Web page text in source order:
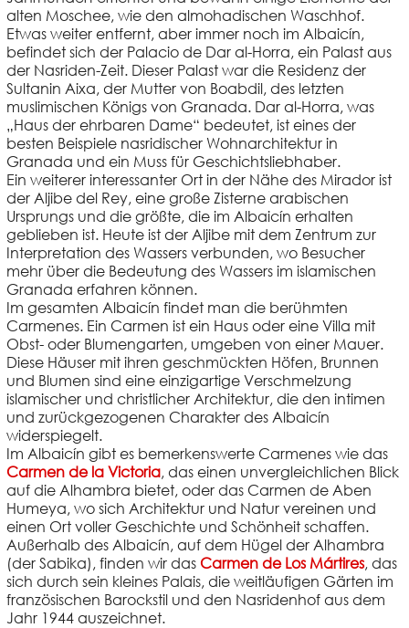
alten Moschee, wie den almohadischen Waschhof.
Etwas weiter entfernt, aber immer noch im Albaicín,
befindet sich der Palacio de Dar al-Horra, ein Palast aus
der Nasriden-Zeit. Dieser Palast war die Residenz der
Sultanin Aixa, der Mutter von Boabdil, des letzten
muslimischen Königs von Granada. Dar al-Horra, was
„Haus der ehrbaren Dame“ bedeutet, ist eines der
besten Beispiele nasridischer Wohnarchitektur in
Granada und ein Muss für Geschichtsliebhaber.
Ein weiterer interessanter Ort in der Nähe des Mirador ist
der Aljibe del Rey, eine große Zisterne arabischen
Ursprungs und die größte, die im Albaicín erhalten
geblieben ist. Heute ist der Aljibe mit dem Zentrum zur
Interpretation des Wassers verbunden, wo Besucher
mehr über die Bedeutung des Wassers im islamischen
Granada erfahren können.
Im gesamten Albaicín findet man die berühmten
Carmenes. Ein Carmen ist ein Haus oder eine Villa mit
Obst- oder Blumengarten, umgeben von einer Mauer.
Diese Häuser mit ihren geschmückten Höfen, Brunnen
und Blumen sind eine einzigartige Verschmelzung
islamischer und christlicher Architektur, die den intimen
und zurückgezogenen Charakter des Albaicín
widerspiegelt.
Im Albaicín gibt es bemerkenswerte Carmenes wie das
Carmen de la Victoria, das einen unvergleichlichen Blick
auf die Alhambra bietet, oder das Carmen de Aben
Humeya, wo sich Architektur und Natur vereinen und
einen Ort voller Geschichte und Schönheit schaffen.
Außerhalb des Albaicín, auf dem Hügel der Alhambra
(der Sabika), finden wir das Carmen de Los Mártires, das
sich durch sein kleines Palais, die weitläufigen Gärten im
französischen Barockstil und den Nasridenhof aus dem
Jahr 1944 auszeichnet.